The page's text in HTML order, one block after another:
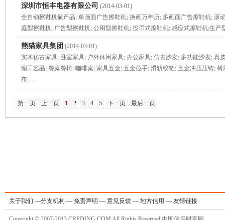
深圳市恒丰电器有限公司 (2014-03-01)
全自动擦鞋机毓产品; 单画面广告擦鞋机; 换画万年历; 多画面广告擦鞋机; 滚
庭型擦鞋机; 广告型擦鞋机; 公用型擦鞋机; 投币式擦鞋机; 感应式擦鞋机;生产
熊猫家具集团 (2014-03-01)
实木仿古家具; 卧室家具; 户外休闲家具; 办公家具; 仿古沙发; 多功能沙发; 真
编工艺品; 餐桌餐椅; 咖啡桌; 家具五金; 五金拉手; 滑轨铰链; 五金冲压压铸;
布......
第一页 上一页 1 2 3 4 5 下一页 最后一页
关于我们 —分支机构 — 免责声明 — 意见反馈 — 地方信用 — 友情链接